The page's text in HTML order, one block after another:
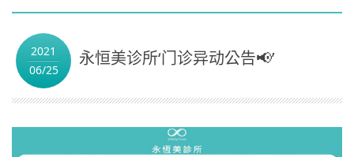
新闻中心
联络我们
简体中文
2021
06/25
永恒美诊所‘门诊异动公告📢’